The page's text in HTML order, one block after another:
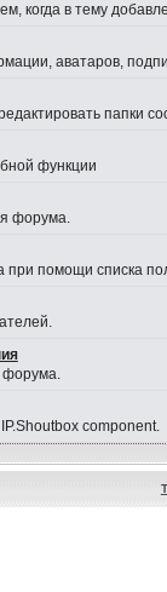
когда в тему
аватаров,
папки
функции
форума.
при помощи списка
форума.
component.